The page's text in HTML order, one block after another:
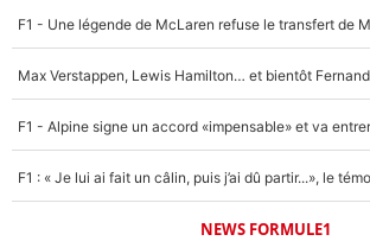
NEWS FORMULE1